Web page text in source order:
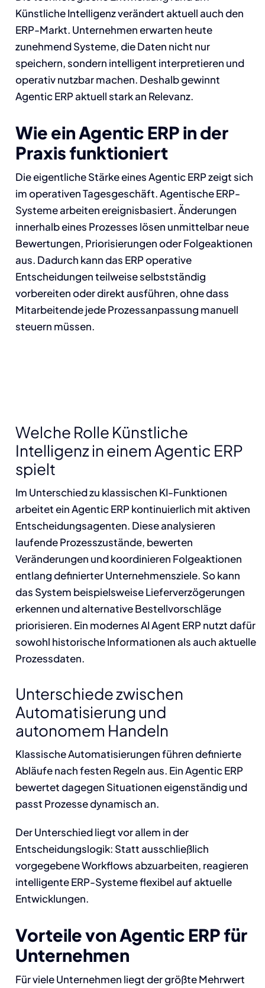
Künstliche Intelligenz verändert aktuell auch den
ERP-Markt. Unternehmen erwarten heute
zunehmend Systeme, die Daten nicht nur
speichern, sondern intelligent interpretieren und
operativ nutzbar machen. Deshalb gewinnt
Agentic ERP aktuell stark an Relevanz.
Wie ein Agentic ERP in der
Praxis funktioniert
Die eigentliche Stärke eines Agentic ERP zeigt sich
im operativen Tagesgeschäft. Agentische ERP-
Systeme arbeiten ereignisbasiert. Änderungen
innerhalb eines Prozesses lösen unmittelbar neue
Bewertungen, Priorisierungen oder Folgeaktionen
aus. Dadurch kann das ERP operative
Entscheidungen teilweise selbstständig
vorbereiten oder direkt ausführen, ohne dass
Mitarbeitende jede Prozessanpassung manuell
steuern müssen.
Welche Rolle Künstliche
Intelligenz in einem Agentic ERP
spielt
Im Unterschied zu klassischen KI-Funktionen
arbeitet ein Agentic ERP kontinuierlich mit aktiven
Entscheidungsagenten. Diese analysieren
laufende Prozesszustände, bewerten
Veränderungen und koordinieren Folgeaktionen
entlang definierter Unternehmensziele. So kann
das System beispielsweise Lieferverzögerungen
erkennen und alternative Bestellvorschläge
priorisieren. Ein modernes AI Agent ERP nutzt dafür
sowohl historische Informationen als auch aktuelle
Prozessdaten.
Unterschiede zwischen
Automatisierung und
autonomem Handeln
Klassische Automatisierungen führen definierte
Abläufe nach festen Regeln aus. Ein Agentic ERP
bewertet dagegen Situationen eigenständig und
passt Prozesse dynamisch an.
Der Unterschied liegt vor allem in der
Entscheidungslogik: Statt ausschließlich
vorgegebene Workflows abzuarbeiten, reagieren
intelligente ERP-Systeme flexibel auf aktuelle
Entwicklungen.
Vorteile von Agentic ERP für
Unternehmen
Für viele Unternehmen liegt der größte Mehrwert